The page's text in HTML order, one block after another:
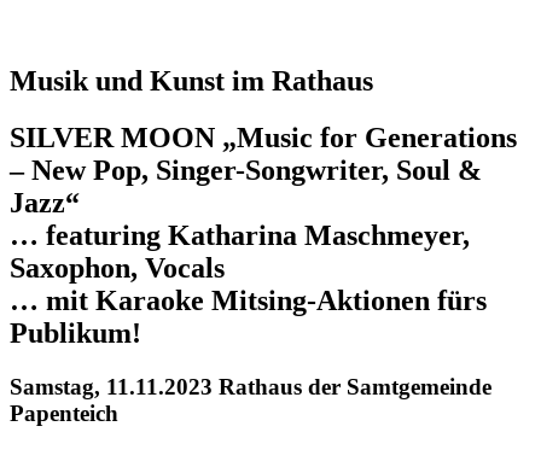
Musik und Kunst im Rathaus
SILVER MOON „Music for Generations
– New Pop, Singer-Songwriter, Soul &
Jazz“
… featuring Katharina Maschmeyer,
Saxophon, Vocals
… mit Karaoke Mitsing-Aktionen fürs
Publikum!
Samstag, 11.11.2023 Rathaus der Samtgemeinde
Papenteich